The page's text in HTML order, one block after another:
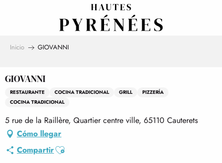
Inicio GIOVANNI
GIOVANNI
RESTAURANTE COCINA TRADICIONAL GRILL
PIZZERÍA
COCINA TRADICIONAL
5 rue de la Raillère, Quartier centre ville, 65110 Cauterets
Cómo llegar
CompartirAjouter aux favoris